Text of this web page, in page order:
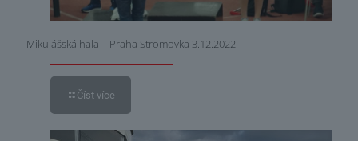
Mikulášská hala – Praha Stromovka 3.12.2022
Číst více